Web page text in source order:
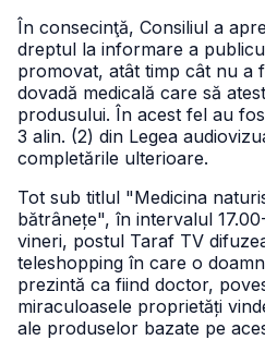
În consecinţă, Consiliul a
dreptul la informare a
promovat, atât timp cât nu a
dovadă medicală care să
produsului. În acest fel au
3 alin. (2) din Legea
completările ulterioare.
Tot sub titlul "Medicina
bătrânețe", în intervalul
vineri, postul Taraf TV
teleshopping în care o
prezintă ca fiind doctor,
miraculoasele proprietăți
ale produselor bazate pe